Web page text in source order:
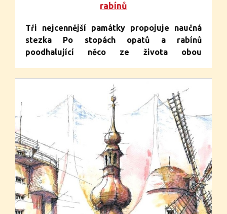
rabínů
Tři nejcennější památky propojuje naučná
stezka Po stopách opatů a rabínů
poodhalující něco ze života obou
v Třebíči žily v těsném sousedství.